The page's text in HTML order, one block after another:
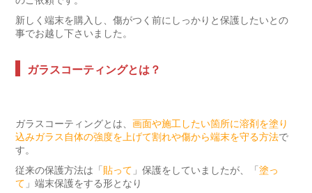
新しく端末を購入し、傷がつく前にしっかりと保護したいとの
事でお越し下さいました。
ガラスコーティングとは？
ガラスコーティングとは、 画面や施工したい箇所に溶剤を塗り
込みガラス自体の強度を上げて割れや傷から端末を守る方法で
す。
従来の保護方法は「 貼って 」保護をしていましたが、「 塗っ
て 」端末保護をする形となり